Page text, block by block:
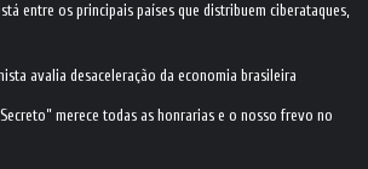
entre os principais países que distribuem ciberataques,
avalia desaceleração da economia brasileira
merece todas as honrarias e o nosso frevo no